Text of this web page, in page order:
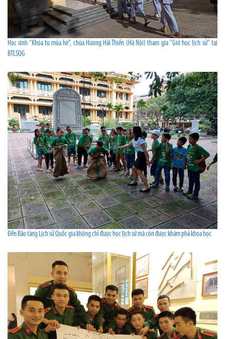
Học sinh “Khóa tu mùa hè”, chùa Hương Hải Thiền (Hà Nội) tham gia "Giờ học lịch sử" tại
BTLSQG
Đến Bảo tàng Lịch sử Quốc gia không chỉ được học lịch sử mà còn được khám phá khoa học